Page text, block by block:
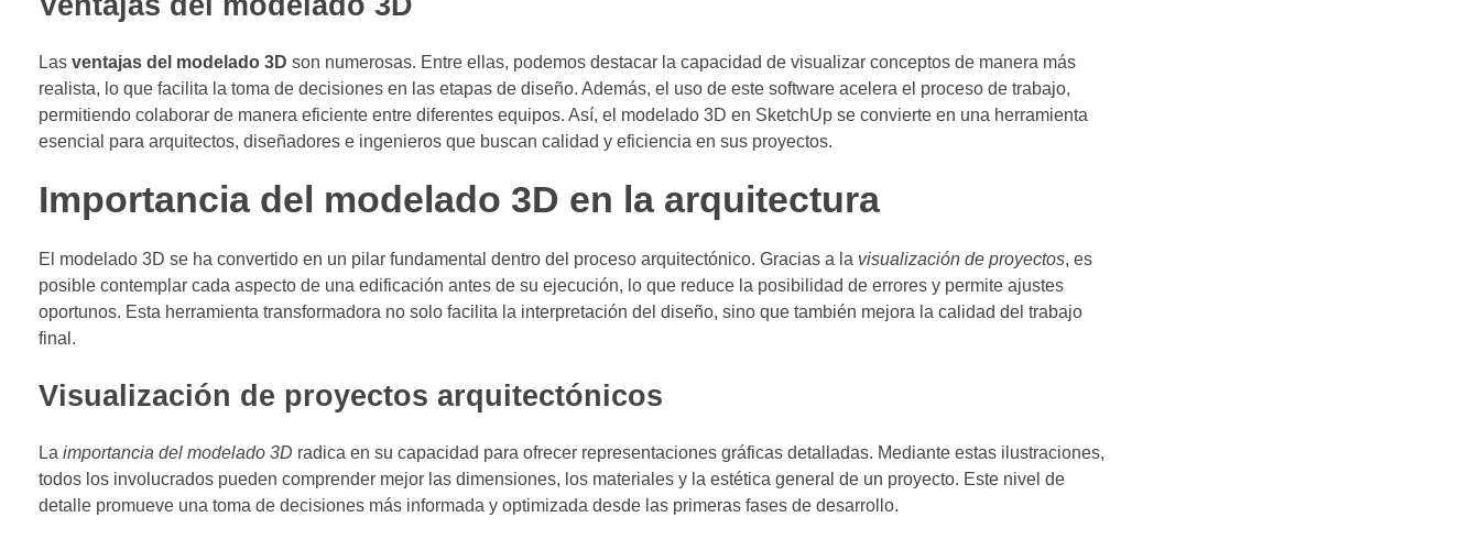
Las ventajas del modelado 3D son numerosas. Entre ellas, podemos destacar la capacidad de visualizar conceptos de manera más
realista, lo que facilita la toma de decisiones en las etapas de diseño. Además, el uso de este software acelera el proceso de trabajo,
permitiendo colaborar de manera eficiente entre diferentes equipos. Así, el modelado 3D en SketchUp se convierte en una herramienta
esencial para arquitectos, diseñadores e ingenieros que buscan calidad y eficiencia en sus proyectos.
Importancia del modelado 3D en la arquitectura
El modelado 3D se ha convertido en un pilar fundamental dentro del proceso arquitectónico. Gracias a la visualización de proyectos, es
posible contemplar cada aspecto de una edificación antes de su ejecución, lo que reduce la posibilidad de errores y permite ajustes
oportunos. Esta herramienta transformadora no solo facilita la interpretación del diseño, sino que también mejora la calidad del trabajo
final.
Visualización de proyectos arquitectónicos
La importancia del modelado 3D radica en su capacidad para ofrecer representaciones gráficas detalladas. Mediante estas ilustraciones,
todos los involucrados pueden comprender mejor las dimensiones, los materiales y la estética general de un proyecto. Este nivel de
detalle promueve una toma de decisiones más informada y optimizada desde las primeras fases de desarrollo.